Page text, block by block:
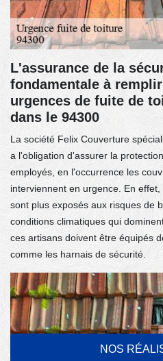
NOS
L'assurance de la
fondamentale à
urgences de fuite de
dans le 94300
La société Felix Couverture
a l'obligation d'assurer la
employés, en l'occurrence les
interviennent en urgence. En
sont plus exposés aux risques de
conditions climatiques qui
ces artisans doivent être équipés
comme les harnais de sécurité.